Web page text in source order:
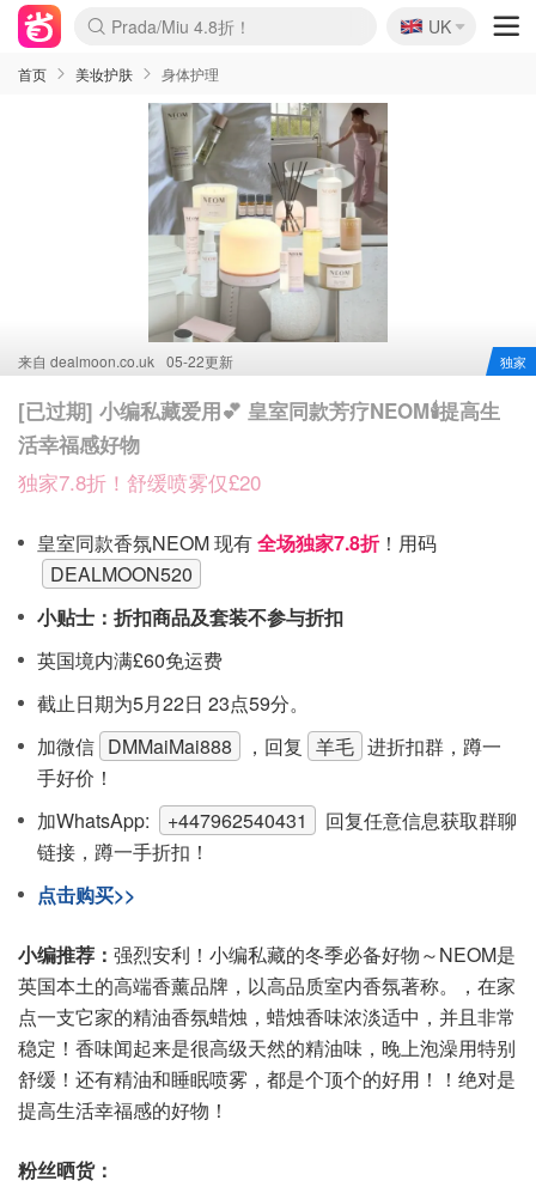
麦卢卡蜂蜜夏促！个位数！
Prada/Miu 4.8折！
啥？必胜客披萨5折！
🇬🇧
UK
首页 美妆护肤 身体护理
来自 dealmoon.co.uk 05-22更新 独家
[已过期] 小编私藏爱用💕 皇室同款芳疗NEOM🕯️提高生
活幸福感好物
独家7.8折！舒缓喷雾仅£20
皇室同款香氛NEOM 现有全场独家7.8折！用码
DEALMOON520
小贴士：折扣商品及套装不参与折扣
英国境内满£60免运费
截止日期为5月22日 23点59分。
加微信 DMMaiMai888 ，回复 羊毛 进折扣群，蹲一
手好价！
加WhatsApp:
+447962540431
回复任意信息获取群聊
链接，蹲一手折扣！
点击购买>>
小编推荐： 强烈安利！小编私藏的冬季必备好物～NEOM是
英国本土的高端香薰品牌，以高品质室内香氛著称。，在家
点一支它家的精油香氛蜡烛，蜡烛香味浓淡适中，并且非常
稳定！香味闻起来是很高级天然的精油味，晚上泡澡用特别
舒缓！还有精油和睡眠喷雾，都是个顶个的好用！！绝对是
提高生活幸福感的好物！
粉丝晒货：